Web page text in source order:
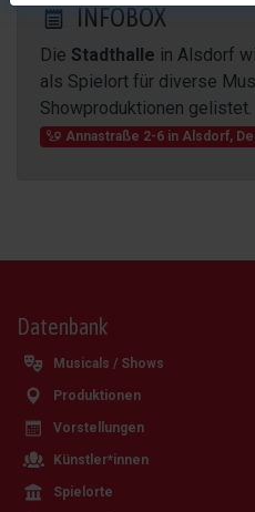
INFOBOX
Die Stadthalle in Alsdorf
als Spielort für diverse
Showproduktionen gelistet.
Annastraße 2-6in Alsdorf,
Datenbank
Musicals / Shows
Produktionen
Vorstellungen
Künstler*innen
Spielorte